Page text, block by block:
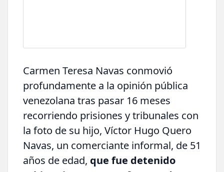
Carmen Teresa Navas conmovió
profundamente a la opinión pública
venezolana tras pasar 16 meses
recorriendo prisiones y tribunales con
la foto de su hijo, Víctor Hugo Quero
Navas, un comerciante informal, de 51
años de edad, que fue detenido